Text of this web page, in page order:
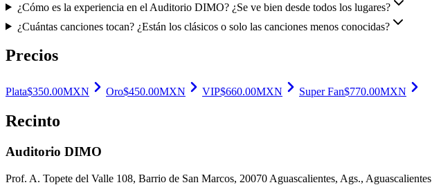
¿Cómo es la experiencia en el Auditorio DIMO? ¿Se ve bien desde todos los lugares?
¿Cuántas canciones tocan? ¿Están los clásicos o solo las canciones menos conocidas?
Precios
Plata$350.00MXN Oro$450.00MXN VIP$660.00MXN Super Fan$770.00MXN
Recinto
Auditorio DIMO
Prof. A. Topete del Valle 108, Barrio de San Marcos, 20070 Aguascalientes, Ags., Aguascalientes